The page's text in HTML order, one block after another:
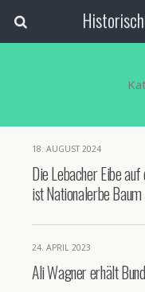
18. AUGUST 2024
Die Lebacher Eibe
ist Nationalerbe Baum
24. APRIL 2023
Ali Wagner erhält